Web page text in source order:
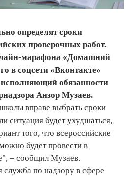
определят сроки
проверочных работ.
марафона «Домашний
в соцсети «Вконтакте»
обязанности
Анзор Музаев.
вправе выбрать сроки
ситуация будет ухудшаться,
того, что всероссийские
будет провести в
– сообщил Музаев.
служба по надзору в сфере